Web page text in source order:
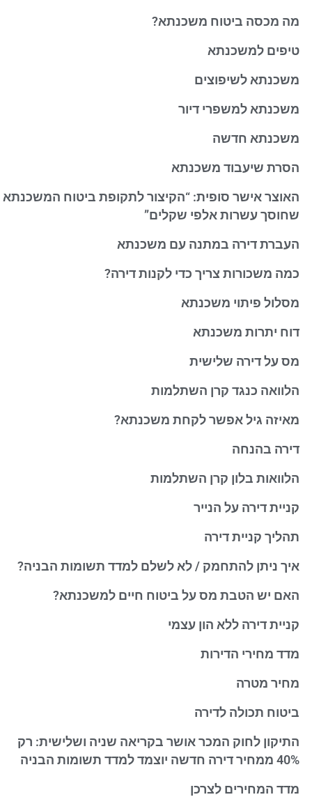
מה מכסה ביטוח משכנתא?
טיפים למשכנתא
משכנתא לשיפוצים
משכנתא למשפרי דיור
משכנתא חדשה
הסרת שיעבוד משכנתא
האוצר אישר סופית: “הקיצור לתקופת ביטוח המשכנתא
שחוסך עשרות אלפי שקלים”
העברת דירה במתנה עם משכנתא
כמה משכורות צריך כדי לקנות דירה?
מסלול פיתוי משכנתא
דוח יתרות משכנתא
מס על דירה שלישית
הלוואה כנגד קרן השתלמות
מאיזה גיל אפשר לקחת משכנתא?
דירה בהנחה
הלוואות בלון קרן השתלמות
קניית דירה על הנייר
תהליך קניית דירה
איך ניתן להתחמק / לא לשלם למדד תשומות הבניה?
האם יש הטבת מס על ביטוח חיים למשכנתא?
קניית דירה ללא הון עצמי
מדד מחירי הדירות
מחיר מטרה
ביטוח תכולה לדירה
התיקון לחוק המכר אושר בקריאה שניה ושלישית: רק
40% ממחיר דירה חדשה יוצמד למדד תשומות הבניה
מדד המחירים לצרכן